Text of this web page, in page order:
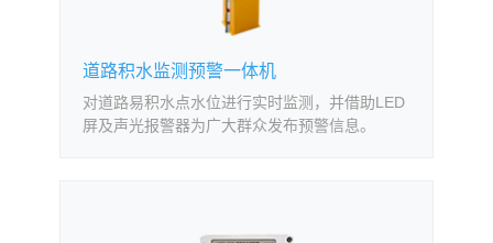
道路积水监测预警一体机
对道路易积水点水位进行实时监测，并借助LED
屏及声光报警器为广大群众发布预警信息。